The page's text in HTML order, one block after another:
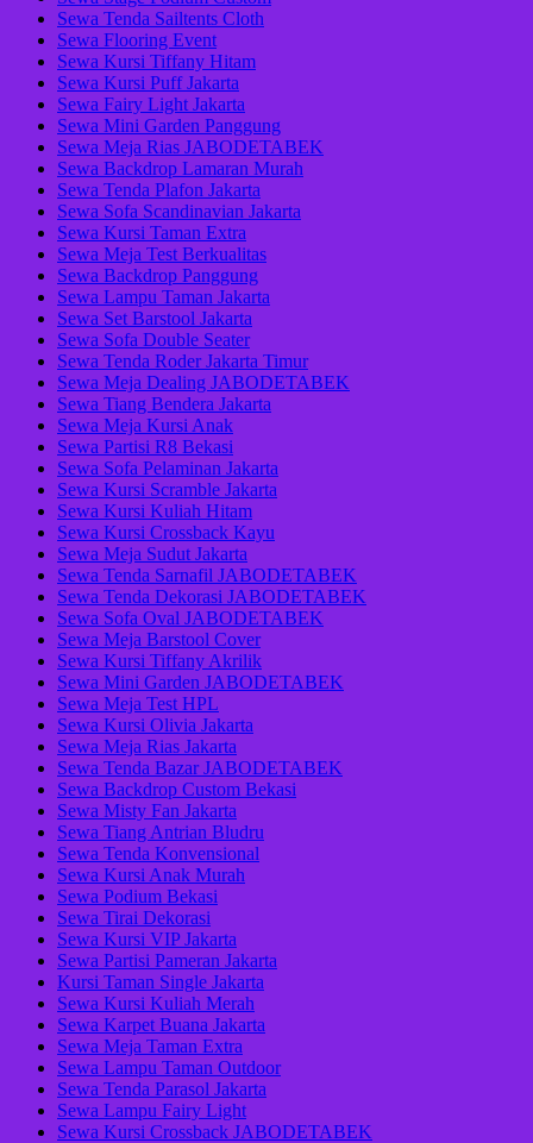
Sewa Tenda Sailtents Cloth
Sewa Flooring Event
Sewa Kursi Tiffany Hitam
Sewa Kursi Puff Jakarta
Sewa Fairy Light Jakarta
Sewa Mini Garden Panggung
Sewa Meja Rias JABODETABEK
Sewa Backdrop Lamaran Murah
Sewa Tenda Plafon Jakarta
Sewa Sofa Scandinavian Jakarta
Sewa Kursi Taman Extra
Sewa Meja Test Berkualitas
Sewa Backdrop Panggung
Sewa Lampu Taman Jakarta
Sewa Set Barstool Jakarta
Sewa Sofa Double Seater
Sewa Tenda Roder Jakarta Timur
Sewa Meja Dealing JABODETABEK
Sewa Tiang Bendera Jakarta
Sewa Meja Kursi Anak
Sewa Partisi R8 Bekasi
Sewa Sofa Pelaminan Jakarta
Sewa Kursi Scramble Jakarta
Sewa Kursi Kuliah Hitam
Sewa Kursi Crossback Kayu
Sewa Meja Sudut Jakarta
Sewa Tenda Sarnafil JABODETABEK
Sewa Tenda Dekorasi JABODETABEK
Sewa Sofa Oval JABODETABEK
Sewa Meja Barstool Cover
Sewa Kursi Tiffany Akrilik
Sewa Mini Garden JABODETABEK
Sewa Meja Test HPL
Sewa Kursi Olivia Jakarta
Sewa Meja Rias Jakarta
Sewa Tenda Bazar JABODETABEK
Sewa Backdrop Custom Bekasi
Sewa Misty Fan Jakarta
Sewa Tiang Antrian Bludru
Sewa Tenda Konvensional
Sewa Kursi Anak Murah
Sewa Podium Bekasi
Sewa Tirai Dekorasi
Sewa Kursi VIP Jakarta
Sewa Partisi Pameran Jakarta
Kursi Taman Single Jakarta
Sewa Kursi Kuliah Merah
Sewa Karpet Buana Jakarta
Sewa Meja Taman Extra
Sewa Lampu Taman Outdoor
Sewa Tenda Parasol Jakarta
Sewa Lampu Fairy Light
Sewa Kursi Crossback JABODETABEK